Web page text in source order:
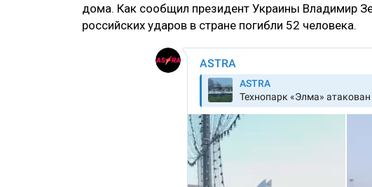
дома. Как сообщил президент Украины Владимир
российских ударов в стране погибли 52 человека.